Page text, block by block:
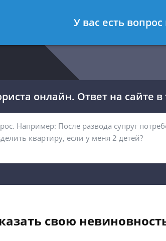
8 812 467-32-54
онлайн. Ответ на сайте
свою
У вас есть